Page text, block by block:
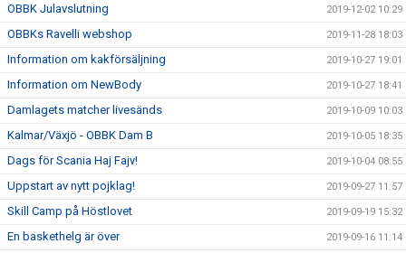
OBBK Julavslutning 2019-12-02 10:29
OBBKs Ravelli webshop 2019-11-28 18:03
Information om kakförsäljning 2019-10-27 19:01
Information om NewBody 2019-10-27 18:41
Damlagets matcher livesänds 2019-10-09 10:03
Kalmar/Växjö - OBBK Dam B 2019-10-05 18:35
Dags för Scania Haj Fajv! 2019-10-04 08:55
Uppstart av nytt pojklag! 2019-09-27 11:57
Skill Camp på Höstlovet 2019-09-19 15:32
En baskethelg är över 2019-09-16 11:14